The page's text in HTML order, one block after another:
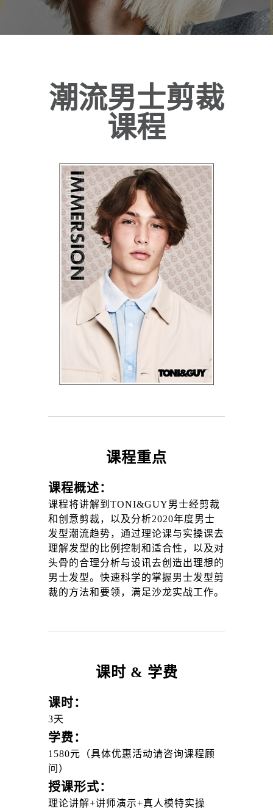
潮流男士剪裁
课程
课程重点
课程概述：
课程将讲解到TONI&GUY男士经剪裁
和创意剪裁，以及分析2020年度男士
发型潮流趋势，通过理论课与实操课去
理解发型的比例控制和适合性，以及对
头骨的合理分析与设讯去创造出理想的
男士发型。快速科学的掌握男士发型剪
裁的方法和要领，满足沙龙实战工作。
课时 & 学费
课时：
3天
学费：
1580元（具体优惠活动请咨询课程顾
问）
授课形式：
理论讲解+讲师演示+真人模特实操